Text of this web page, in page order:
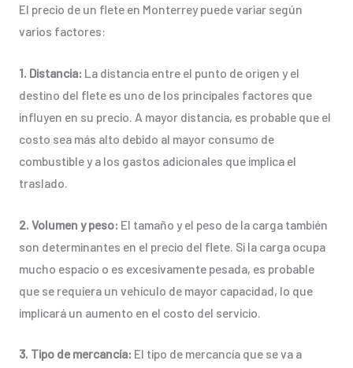
El precio de un flete en Monterrey puede variar según
varios factores:
1. Distancia: La distancia entre el punto de origen y el
destino del flete es uno de los principales factores que
influyen en su precio. A mayor distancia, es probable que el
costo sea más alto debido al mayor consumo de
combustible y a los gastos adicionales que implica el
traslado.
2. Volumen y peso: El tamaño y el peso de la carga también
son determinantes en el precio del flete. Si la carga ocupa
mucho espacio o es excesivamente pesada, es probable
que se requiera un vehículo de mayor capacidad, lo que
implicará un aumento en el costo del servicio.
3. Tipo de mercancía: El tipo de mercancía que se va a